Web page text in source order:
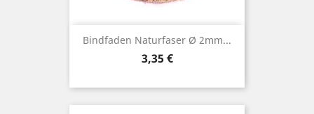
Bindfaden Naturfaser Ø 2mm...
Preis
3,35 €